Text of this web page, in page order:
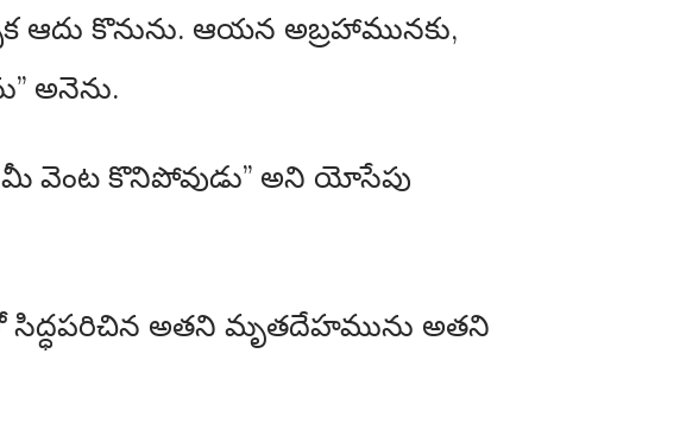
ఆదు కొనును. ఆయన అబ్రహామునకు,
అనెను.
మీ వెంట కొనిపోవుడు” అని యోసేపు
అతని మృతదేహమును అతని